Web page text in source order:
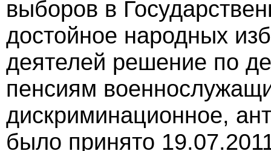
выборов в
достойное народных
деятелей решение по
пенсиям
дискриминационное,
было принято